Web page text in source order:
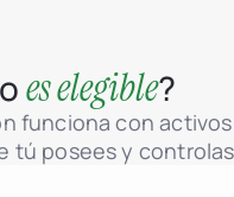
es elegible?
funciona con
tú posees y